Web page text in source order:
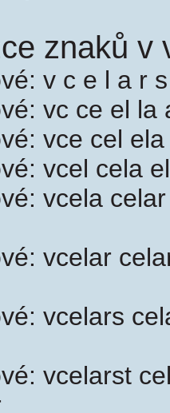
znaků v
v c e l a r
vc ce el la
vce cel
vcel cela
vcela
vcelar
vcelars
vcelarst